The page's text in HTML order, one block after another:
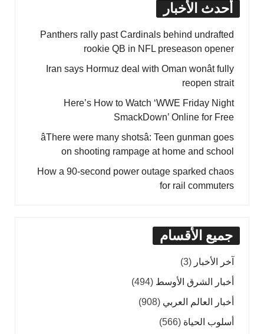
أحدث الأخبار
Panthers rally past Cardinals behind undrafted
rookie QB in NFL preseason opener
Iran says Hormuz deal with Oman wonât fully
reopen strait
Here’s How to Watch ‘WWE Friday Night
SmackDown’ Online for Free
âThere were many shotsâ: Teen gunman goes
on shooting rampage at home and school
How a 90-second power outage sparked chaos
for rail commuters
جميع الأقسام
آخر الأخبار (3)
أخبار الشرق الأوسط (494)
أخبار العالم العربي (908)
أسلوب الحياة (566)